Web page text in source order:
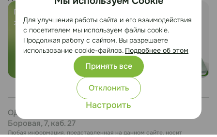
Предложить
земельный участок
клиентах
ОДО «ЭТЕРИКА», УНП 101246411, Минский р-н, д.
Боровая, 7, каб. 27
Любая информация, представленная на данном сайте, носит
Для улучшения работы сайта и его взаимодействия
с посетителем мы используем файлы cookie.
Продолжая работу с сайтом, Вы разрешаете
использование cookie-файлов. Подробнее об этом
Принять все
Отклонить
Настроить